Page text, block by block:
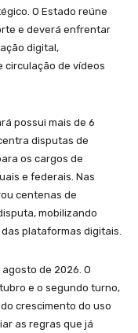
O Estado reúne
e deverá enfrentar
digital,
circulação de vídeos
possui mais de 6
disputas de
os cargos de
e federais. Nas
centenas de
mobilizando
plataformas digitais.
de 2026. O
e o segundo turno,
crescimento do uso
as regras que já